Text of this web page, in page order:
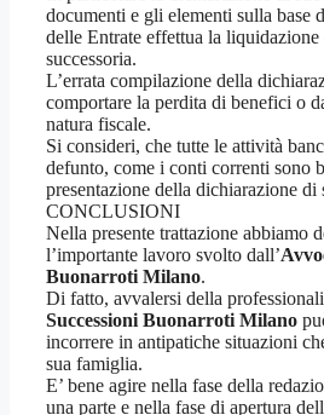
documenti e gli elementi sulla base
delle Entrate effettua la liquidazione
successoria.
L’errata compilazione della
comportare la perdita di benefici o
natura fiscale.
Si consideri, che tutte le attività
defunto, come i conti correnti sono
presentazione della dichiarazione di
CONCLUSIONI
Nella presente trattazione abbiamo
l’importante lavoro svolto dall’
Buonarroti Milano.
Di fatto, avvalersi della
Successioni Buonarroti Milano
incorrere in antipatiche situazioni
sua famiglia.
E’ bene agire nella fase della
una parte e nella fase di apertura